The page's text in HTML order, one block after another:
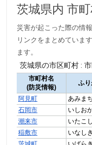
茨城県内 市
災害が起こった際の情
リンクをまとめていま
ます。